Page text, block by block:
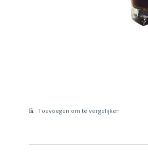
Toevoegen om te vergelijken